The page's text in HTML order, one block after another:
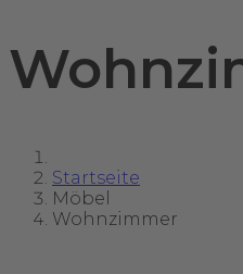
Startseite
Möbel
Wohnzimmer